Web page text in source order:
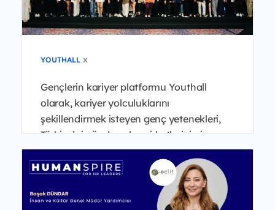
YOUTHALL x
Gençlerin kariyer platformu Youthall
olarak, kariyer yolculuklarını
şekillendirmek isteyen genç yetenekleri,
Türkiye’nin önde gelen şirketlerinin insan
kaynakları liderleri...